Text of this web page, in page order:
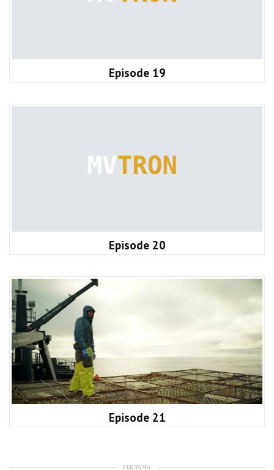
Episode 19
Episode 20
Episode 21
РЕКЛАМА